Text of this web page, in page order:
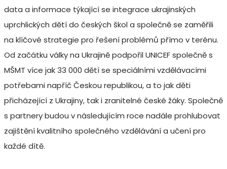
data a informace týkající se integrace ukrajinských
uprchlických dětí do českých škol a společně se zaměřili
na klíčové strategie pro řešení problémů přímo v terénu.
Od začátku války na Ukrajině podpořil UNICEF společně s
MŠMT více jak 33 000 dětí se speciálními vzdělávacími
potřebami napříč Českou republikou, a to jak děti
přicházející z Ukrajiny, tak i zranitelné české žáky. Společně
s partnery budou v následujícím roce nadále prohlubovat
zajištění kvalitního společného vzdělávání a učení pro
každé dítě.